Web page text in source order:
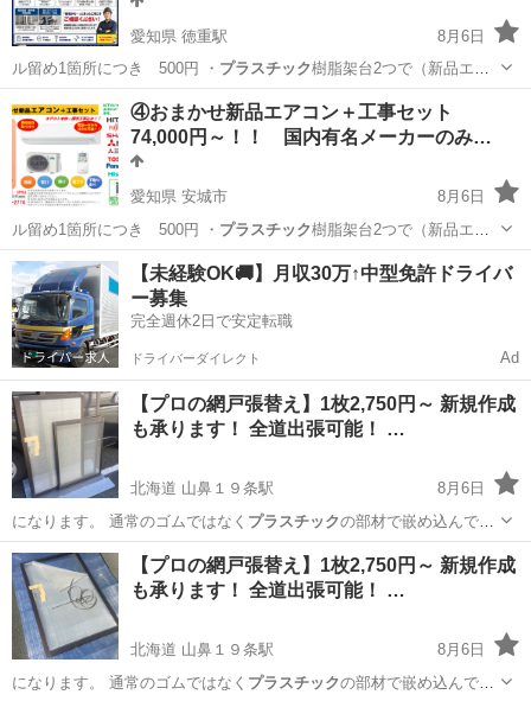
愛知県 徳重駅
8月6日
ル留め1箇所につき 500円 ・ プラスチック樹脂架台2つで（新品エア
コン購入の…
愛知 名古屋市 徳重駅 便利屋 取り付け
④おまかせ新品エアコン＋工事セット
74,000円～！！ 国内有名メーカーのみ…
愛知県 安城市
8月6日
ル留め1箇所につき 500円 ・ プラスチック樹脂架台2つで（新品エア
コン購入の…
愛知 安城市 その他 取り付け
【未経験OK🚚】月収30万↑中型免許ドライバ
ー募集
完全週休2日で安定転職
ドライバーダイレクト Ad
【プロの網戸張替え】1枚2,750円～ 新規作成
も承ります！ 全道出張可能！ …
北海道 山鼻１９条駅
8月6日
になります。 通常のゴムではなく プラスチックの部材で嵌め込んでい
るタイプの網戸…
北海道 札幌市 山鼻１９条駅 その他
【プロの網戸張替え】1枚2,750円～ 新規作成
も承ります！ 全道出張可能！ …
北海道 山鼻１９条駅
8月6日
になります。 通常のゴムではなく プラスチックの部材で嵌め込んでい